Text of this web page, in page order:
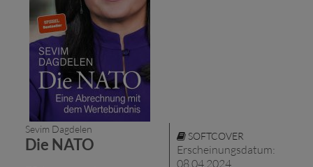
Sevim Dagdelen
Die NATO SOFTCOVER
Erscheinungsdatum:
08.04.2024